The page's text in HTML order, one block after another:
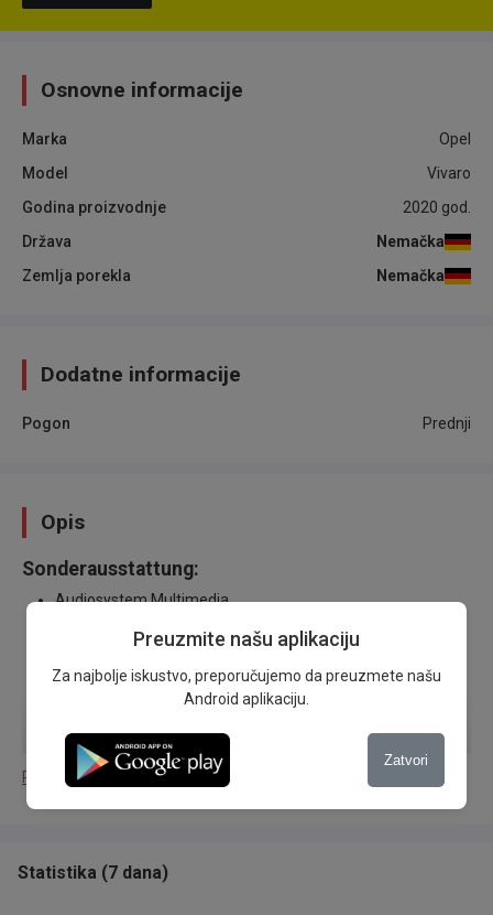
Osnovne informacije
Marka
Opel
Model
Vivaro
Godina proizvodnje
2020 god.
Država
Nemačka
Zemlja porekla
Nemačka
Dodatne informacije
Pogon Prednji
Opis
Sonderausstattung:
Audiosystem Multimedia
Erhöhte Nutzlast
Klimaanlage
Parkpilotsystem hinten
Sitzheizung vorn
Serien-Ausstattung:
Anti-Blockier-System (ABS)
Prikaži više
Statistika (7 dana)
Preuzmite našu aplikaciju
Za najbolje iskustvo, preporučujemo da preuzmete našu
Android aplikaciju.
Zatvori